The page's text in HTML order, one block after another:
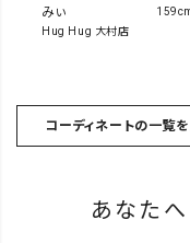
みぃ
Hug Hug 大村店
コーディネートの一覧
あなた